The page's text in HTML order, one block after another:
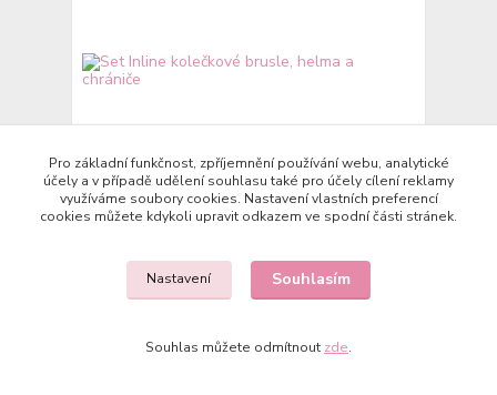
/ks
736 Kčbez DPH Skladem
Pro základní funkčnost, zpříjemnění používání webu, analytické
účely a v případě udělení souhlasu také pro účely cílení reklamy
využíváme soubory cookies. Nastavení vlastních preferencí
cookies můžete kdykoli upravit odkazem ve spodní části stránek.
Nastavení Souhlasím
Souhlas můžete odmítnout zde.